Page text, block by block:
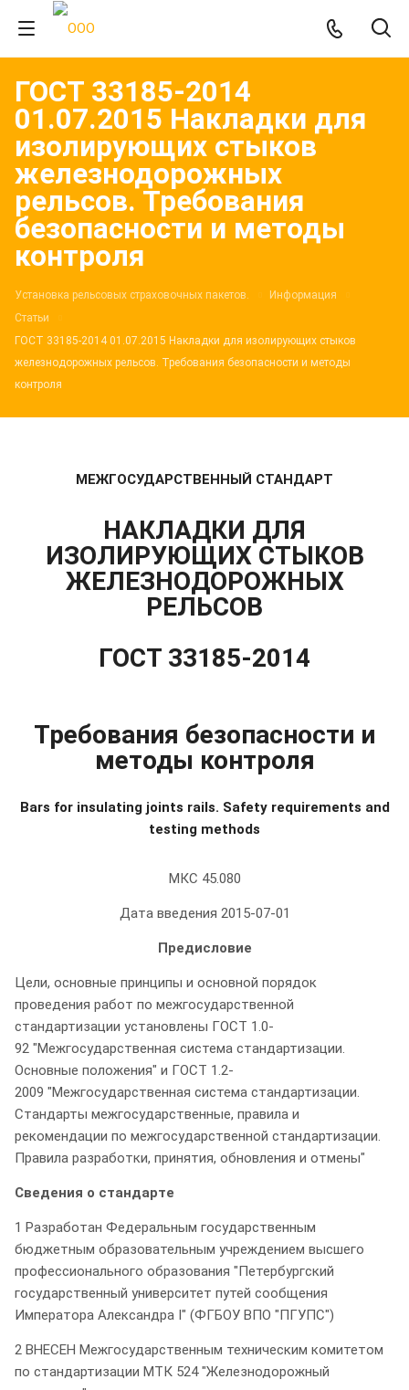
ГОСТ 33185-2014
01.07.2015 Накладки для
изолирующих стыков
железнодорожных
рельсов. Требования
безопасности и методы
контроля
Установка рельсовых страховочных пакетов.
Информация
Статьи
ГОСТ 33185-2014 01.07.2015 Накладки для изолирующих стыков
железнодорожных рельсов. Требования безопасности и методы
контроля
МЕЖГОСУДАРСТВЕННЫЙ СТАНДАРТ
НАКЛАДКИ ДЛЯ
ИЗОЛИРУЮЩИХ СТЫКОВ
ЖЕЛЕЗНОДОРОЖНЫХ
РЕЛЬСОВ
ГОСТ 33185-2014
Требования безопасности и
методы контроля
Bars for insulating joints rails. Safety requirements and
testing methods
МКС 45.080
Дата введения 2015-07-01
Предисловие
Цели, основные принципы и основной порядок
проведения работ по межгосударственной
стандартизации установлены ГОСТ 1.0-
92 "Межгосударственная система стандартизации.
Основные положения" и ГОСТ 1.2-
2009 "Межгосударственная система стандартизации.
Стандарты межгосударственные, правила и
рекомендации по межгосударственной стандартизации.
Правила разработки, принятия, обновления и отмены"
Сведения о стандарте
1 Разработан Федеральным государственным
бюджетным образовательным учреждением высшего
профессионального образования "Петербургский
государственный университет путей сообщения
Императора Александра I" (ФГБОУ ВПО "ПГУПС")
2 ВНЕСЕН Межгосударственным техническим комитетом
по стандартизации МТК 524 "Железнодорожный